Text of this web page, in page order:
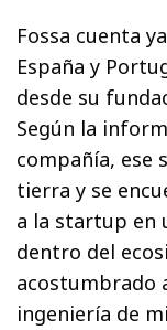
Fossa cuenta
España y
desde su
Según la
compañía, ese
tierra y se
a la startup en
dentro del
acostumbrado
ingeniería de